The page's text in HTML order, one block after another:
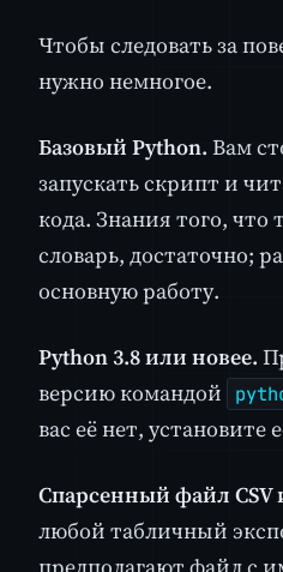
Чтобы следовать за
нужно немногое.
Базовый Python. Вам
запускать скрипт и
кода. Знания того, что
словарь, достаточно;
основную работу.
Python 3.8 или новее.
версию командой
вас её нет, установите
Спарсенный файл CSV
любой табличный